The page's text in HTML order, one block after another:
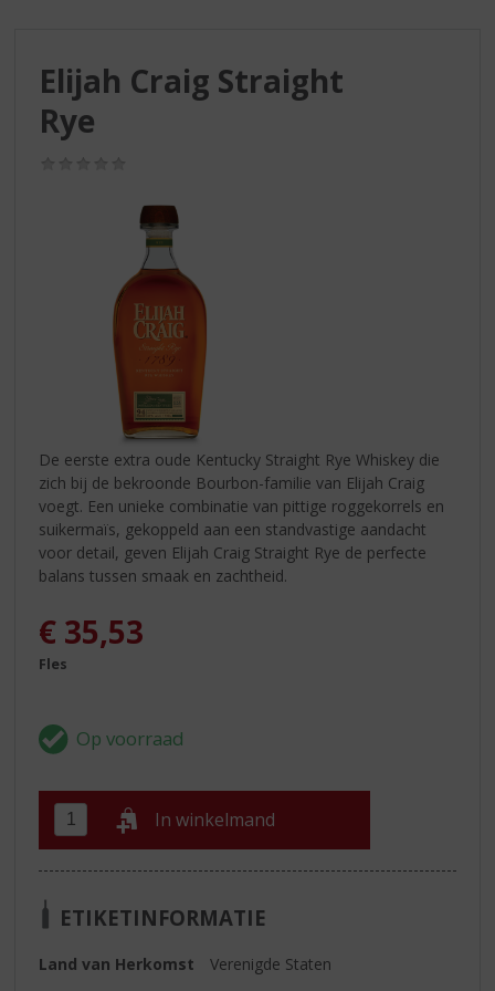
Elijah Craig Straight
Rye
De eerste extra oude Kentucky Straight Rye Whiskey die
zich bij de bekroonde Bourbon-familie van Elijah Craig
voegt. Een unieke combinatie van pittige roggekorrels en
suikermaïs, gekoppeld aan een standvastige aandacht
voor detail, geven Elijah Craig Straight Rye de perfecte
balans tussen smaak en zachtheid.
€ 35,53
Fles
In winkelmand
ETIKETINFORMATIE
Land van Herkomst
Verenigde Staten